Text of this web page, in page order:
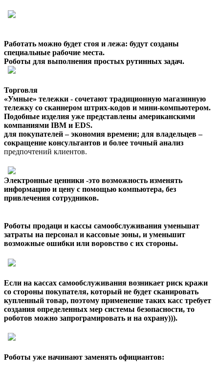
Работать можно будет стоя и лежа: будут созданы
специальные рабочие места.
Роботы для выполнения простых рутинных задач.
Торговля
«Умные» тележки - сочетают традиционную магазинную
тележку со сканнером штрих-кодов и мини-компьютером.
Подобные изделия уже представлены американскими
компаниями IBM и EDS.
для покупателей – экономия времени; для владельцев –
сокращение консультантов и более точный анализ
предпочтений клиентов.
Электронные ценники -это возможность изменять
информацию и цену с помощью компьютера, без
привлечения сотрудников.
Роботы продаци и кассы самообслуживания уменьшат
затраты на персонал и кассовые зоны, и уменьшит
возможные ошибки или воровство с их стороны.
Если на кассах самообслуживания возникает риск кражи
со стороны покупателя, который не будет сканировать
купленный товар, поэтому применение таких касс требует
создания определенных мер системы безопасности, то
роботов можно запрограмировать и на охрану))).
Роботы уже начинают заменять официантов: